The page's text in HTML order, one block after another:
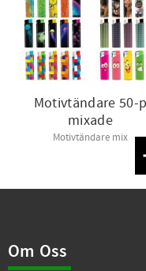
Motivtändare 50-p
mixade
Motivtändare mix
Om Oss